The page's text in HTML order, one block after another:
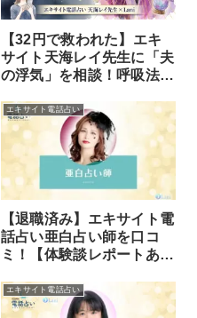
【32円で救われた】エキ
サイト天海レイ先生に「夫
の浮気」を相談！呼吸法と
エキサイト電話占い
【退職済み】エキサイト電
話占い亜白占い師を口コ
ミ！【体験談レポートあ
エキサイト電話占い